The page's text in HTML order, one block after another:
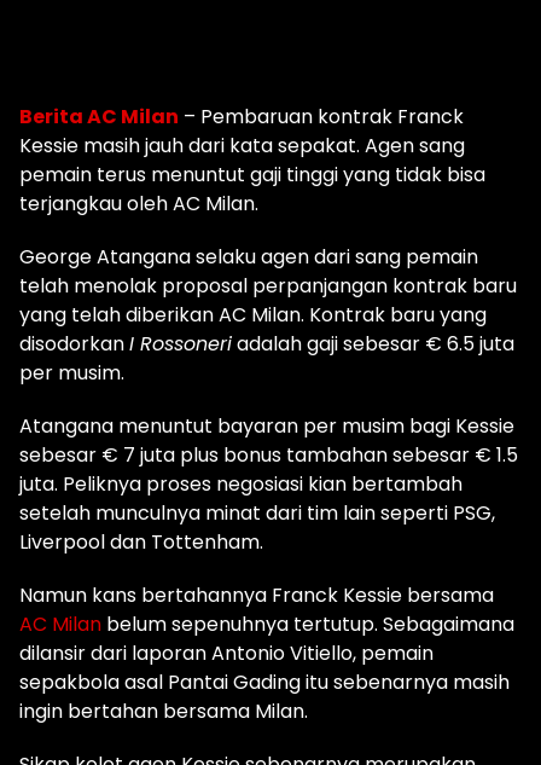
Berita AC Milan – Pembaruan kontrak Franck
Kessie masih jauh dari kata sepakat. Agen sang
pemain terus menuntut gaji tinggi yang tidak bisa
terjangkau oleh AC Milan.
George Atangana selaku agen dari sang pemain
telah menolak proposal perpanjangan kontrak baru
yang telah diberikan AC Milan. Kontrak baru yang
disodorkanI Rossoneriadalah gaji sebesar € 6.5 juta
per musim.
Atangana menuntut bayaran per musim bagi Kessie
sebesar € 7 juta plus bonus tambahan sebesar € 1.5
juta. Peliknya proses negosiasi kian bertambah
setelah munculnya minat dari tim lain seperti PSG,
Liverpool dan Tottenham.
Namun kans bertahannya Franck Kessie bersama
AC Milan belum sepenuhnya tertutup. Sebagaimana
dilansir dari laporan Antonio Vitiello, pemain
sepakbola asal Pantai Gading itu sebenarnya masih
ingin bertahan bersama Milan.